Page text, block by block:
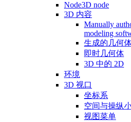
Node3D node
3D 内容
Manually
modeling
生成的几何
即时几何体
3D 中的 2D
环境
3D 视口
坐标系
空间与操纵
视图菜单